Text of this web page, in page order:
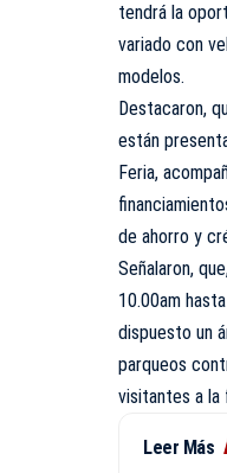
tendrá la
variado con
modelos.
Destacaron,
están
Feria,
de ahorro y
Señalaron,
10.00am
dispuesto un
parqueos
visitantes a la
Leer Más